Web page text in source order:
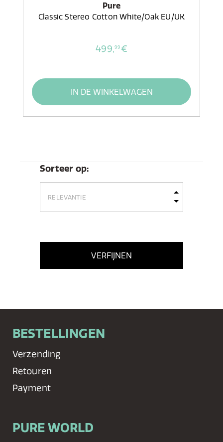
Pure
Classic Stereo Cotton White/Oak EU/UK
499,99 €
IN DE WINKELWAGEN
Sorteer op:
VERFIJNEN
BESTELLINGEN
Verzending
Retouren
Payment
PURE WORLD